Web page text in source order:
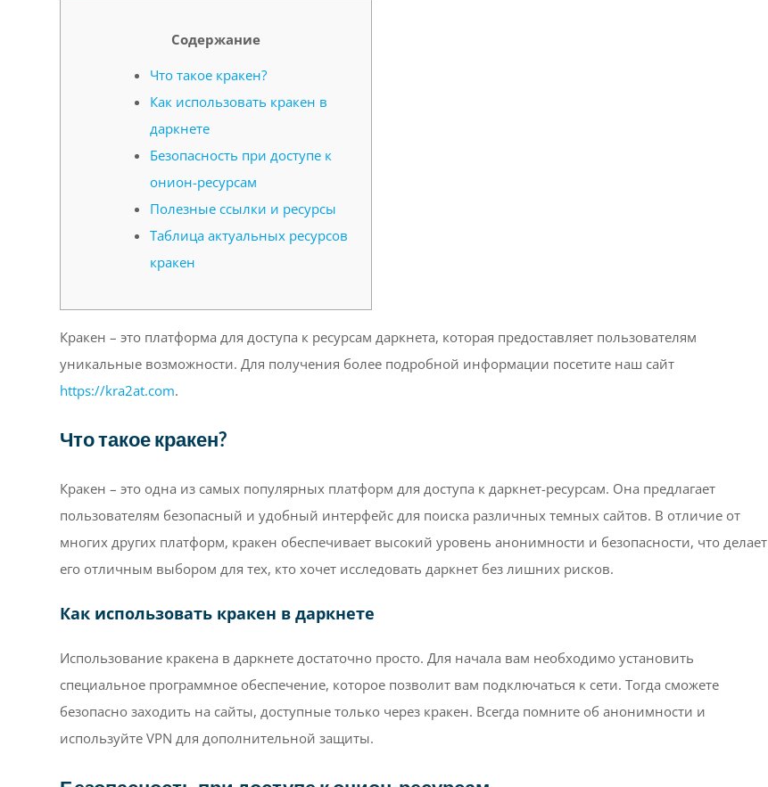
Содержание
Что такое кракен?
Как использовать кракен в
даркнете
Безопасность при доступе к
онион-ресурсам
Полезные ссылки и ресурсы
Таблица актуальных ресурсов
кракен
Кракен – это платформа для доступа к ресурсам даркнета, которая предоставляет пользователям
уникальные возможности. Для получения более подробной информации посетите наш сайт
https://kra2at.com.
Что такое кракен?
Кракен – это одна из самых популярных платформ для доступа к даркнет-ресурсам. Она предлагает
пользователям безопасный и удобный интерфейс для поиска различных темных сайтов. В отличие от
многих других платформ, кракен обеспечивает высокий уровень анонимности и безопасности, что делает
его отличным выбором для тех, кто хочет исследовать даркнет без лишних рисков.
Как использовать кракен в даркнете
Использование кракена в даркнете достаточно просто. Для начала вам необходимо установить
специальное программное обеспечение, которое позволит вам подключаться к сети. Тогда сможете
безопасно заходить на сайты, доступные только через кракен. Всегда помните об анонимности и
используйте VPN для дополнительной защиты.